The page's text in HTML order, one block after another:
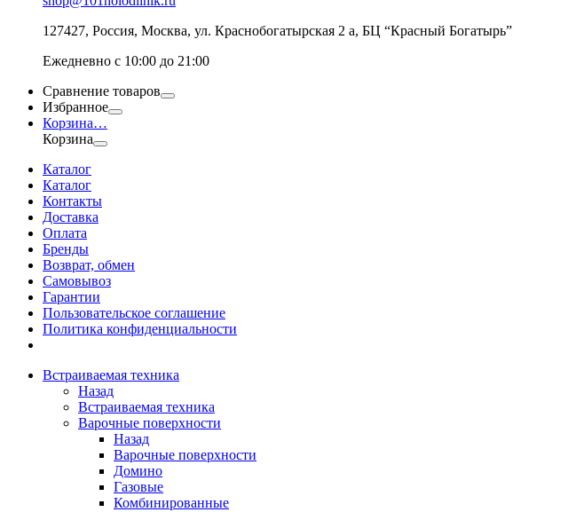
127427, Россия, Москва, ул. Краснобогатырская 2 а, БЦ “Красный Богатырь”
Ежедневно с 10:00 до 21:00
Сравнение товаров
Избранное
Корзина…
Корзина
Каталог
Каталог
Контакты
Доставка
Оплата
Бренды
Возврат, обмен
Самовывоз
Гарантии
Пользовательское соглашение
Политика конфиденциальности
Встраиваемая техника
Назад
Встраиваемая техника
Варочные поверхности
Назад
Варочные поверхности
Домино
Газовые
Комбинированные